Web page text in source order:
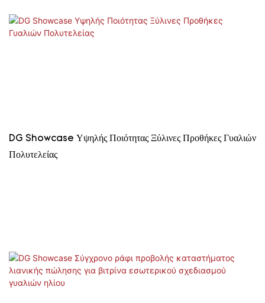
DG Showcase Υψηλής Ποιότητας Ξύλινες Προθήκες Γυαλιών
Πολυτελείας